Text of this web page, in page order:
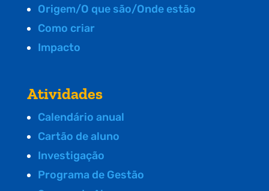
Origem/O que são/Onde estão
Como criar
Impacto
Atividades
Calendário anual
Cartão de aluno
Investigação
Programa de Gestão